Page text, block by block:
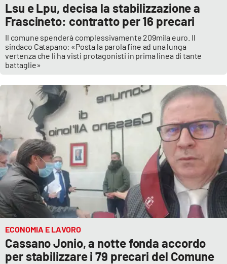
Lsu e Lpu, decisa la stabilizzazione a
Frascineto: contratto per 16 precari
Il comune spenderà complessivamente 209mila euro. Il
sindaco Catapano: «Posta la parola fine ad una lunga
vertenza che li ha visti protagonisti in prima linea di tante
battaglie»
ECONOMIA E LAVORO
Cassano Jonio, a notte fonda accordo
per stabilizzare i 79 precari del Comune